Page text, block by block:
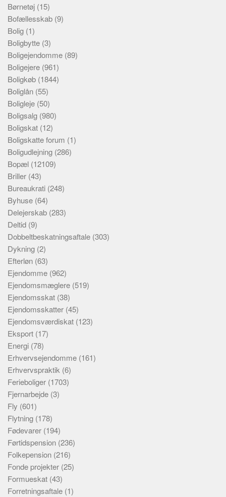
Børnetøj (15)
Bofællesskab (9)
Bolig (1)
Boligbytte (3)
Boligejendomme (89)
Boligejere (961)
Boligkøb (1844)
Boliglån (55)
Boligleje (50)
Boligsalg (980)
Boligskat (12)
Boligskatte forum (1)
Boligudlejning (286)
Bopæl (12109)
Briller (43)
Bureaukrati (248)
Byhuse (64)
Delejerskab (283)
Deltid (9)
Dobbeltbeskatningsaftale (303)
Dykning (2)
Efterløn (63)
Ejendomme (962)
Ejendomsmæglere (519)
Ejendomsskat (38)
Ejendomsskatter (45)
Ejendomsværdiskat (123)
Eksport (17)
Energi (78)
Erhvervsejendomme (161)
Erhvervspraktik (6)
Ferieboliger (1703)
Fjernarbejde (3)
Fly (601)
Flytning (178)
Fødevarer (194)
Førtidspension (236)
Folkepension (216)
Fonde projekter (25)
Formueskat (43)
Forretningsaftale (1)